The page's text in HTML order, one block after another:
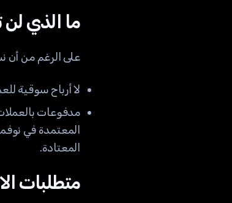
ما الذي لن
على الرغم من أن نسبة 120.5٪ خبر ممتاز، من المهم
لا أرباح سوقية
مدفوعات
المعتادة.
متطلبات